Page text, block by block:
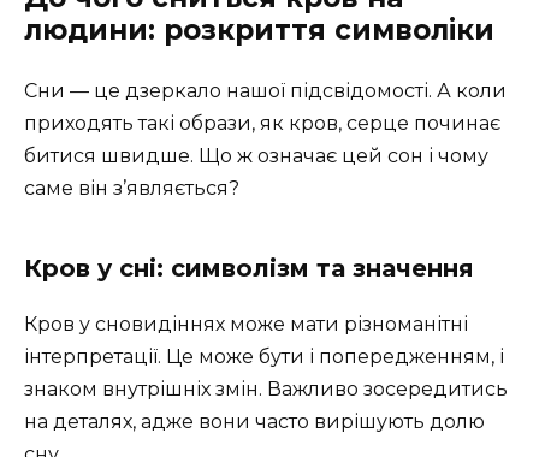
людини: розкриття символіки
Сни — це дзеркало нашої підсвідомості. А коли
приходять такі образи, як кров, серце починає
битися швидше. Що ж означає цей сон і чому
саме він з’являється?
Кров у сні: символізм та значення
Кров у сновидіннях може мати різноманітні
інтерпретації. Це може бути і попередженням, і
знаком внутрішніх змін. Важливо зосередитись
на деталях, адже вони часто вирішують долю